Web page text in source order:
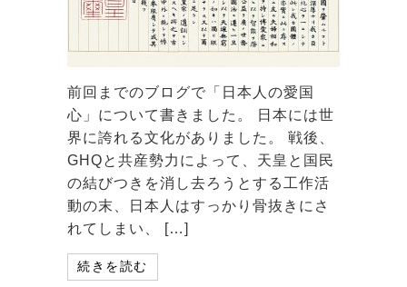
前回までのブログで「日本人の愛国
心」について書きました。 日本には世
界に誇れる文化がありました。 戦後、
GHQと共産勢力によって、天皇と国民
の結びつきを消し去ろうとする工作活
動の末、日本人はすっかり骨抜きにさ
れてしまい、 […]
続きを読む